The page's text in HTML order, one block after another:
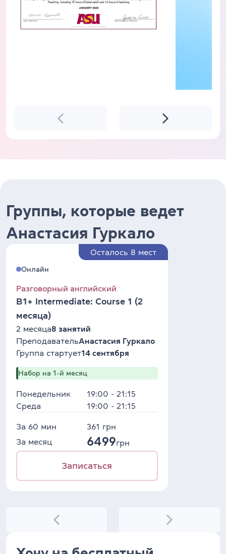
Группы, которые ведет
Анастасия Гуркало
Осталось 8 мест
Онлайн
Разговорный английский
B1+ Intermediate: Course 1 (2
месяца)
2 месяца8 занятий
ПреподавательАнастасия Гуркало
Группа стартует14 сентября
Набор на 1-й месяц
Понедельник
19:00 - 21:15
Среда
19:00 - 21:15
За 60 мин 361 грн
За месяц
6499грн
Записаться